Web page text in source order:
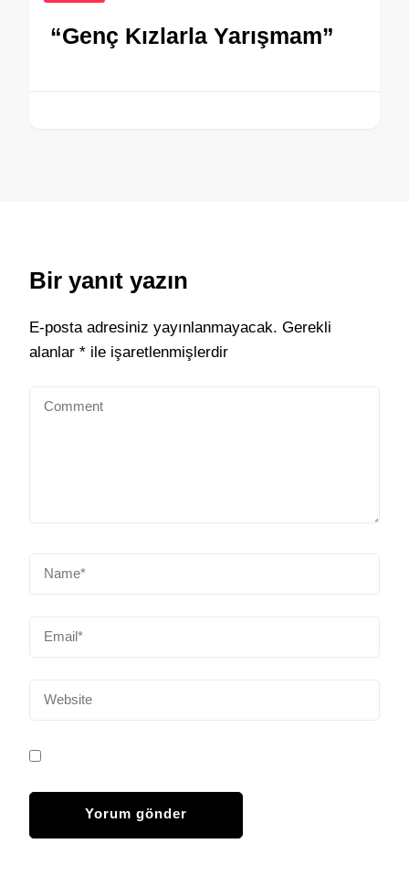
“Genç Kızlarla Yarışmam”
Bir yanıt yazın
E-posta adresiniz yayınlanmayacak. Gerekli
alanlar * ile işaretlenmişlerdir